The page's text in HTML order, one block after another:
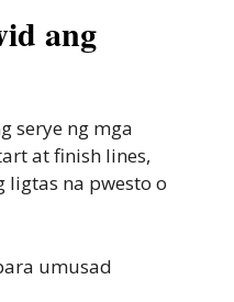
ang
serye ng mga
at finish lines,
ligtas na pwesto o
umusad